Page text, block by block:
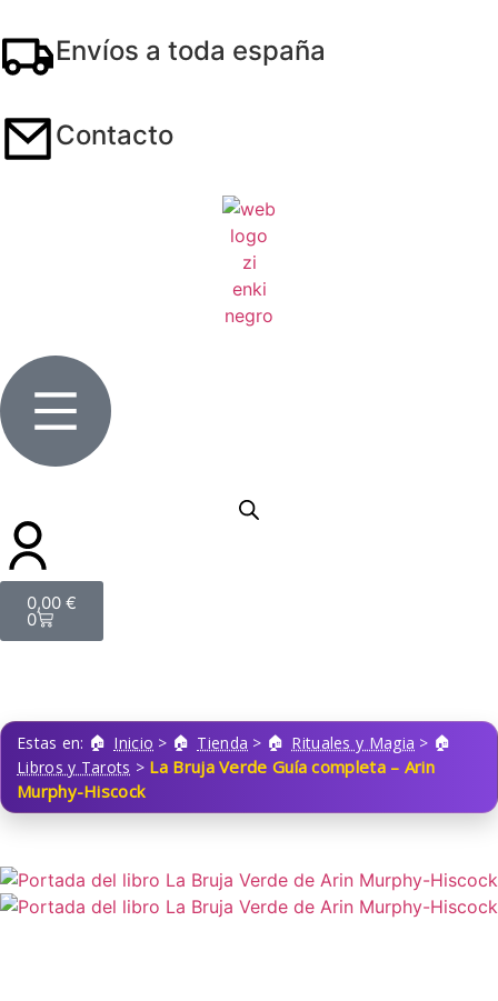
Envíos a toda españa
Contacto
0,00 €
0
Estas en: Inicio > Tienda > Rituales y Magia >
Libros y Tarots > La Bruja Verde Guía completa – Arin
Murphy-Hiscock